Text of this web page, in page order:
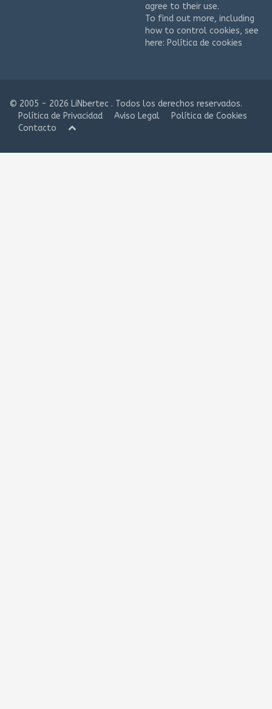
agree to their use.
To find out more, including
how to control cookies, see
here: Política de cookies
© 2005 - 2026 LiNbertec . Todos los derechos reservados.
Política de Privacidad
Aviso Legal
Política de Cookies
Contacto